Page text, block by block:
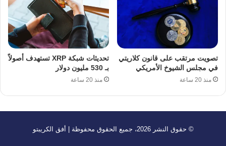
تصويت مرتقب على قانون كلاريتي
في مجلس الشيوخ الأمريكي
منذ 20 ساعة
تحديثات شبكة XRP تستهدف أصولاً
بـ 530 مليون دولار
منذ 20 ساعة
© حقوق النشر 2026، جميع الحقوق محفوظة | أفق الكريبتو